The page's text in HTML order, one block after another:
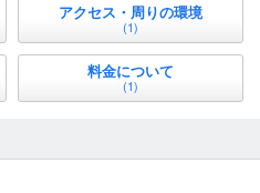
アクセス・周りの環境
(1)
料金について
(1)